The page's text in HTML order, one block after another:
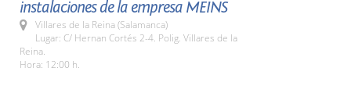
instalaciones de la empresa MEINS
Villares de la Reina (Salamanca)
Lugar: C/ Hernan Cortés 2-4. Polig. Villares de la
Reina.
Hora: 12:00 h.